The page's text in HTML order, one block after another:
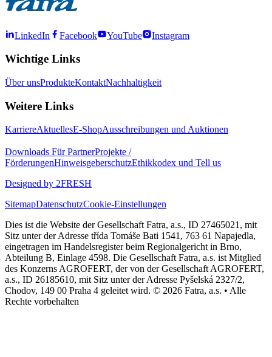
LinkedIn Facebook YouTube Instagram
Wichtige Links
Über unsProdukteKontaktNachhaltigkeit
Weitere Links
KarriereAktuellesE-ShopAusschreibungen und Auktionen
Downloads Für PartnerProjekte /
FörderungenHinweisgeberschutzEthikkodex und Tell us
Designed by 2FRESH
SitemapDatenschutzCookie-Einstellungen
Dies ist die Website der Gesellschaft Fatra, a.s., ID 27465021, mit
Sitz unter der Adresse třída Tomáše Bati 1541, 763 61 Napajedla,
eingetragen im Handelsregister beim Regionalgericht in Brno,
Abteilung B, Einlage 4598. Die Gesellschaft Fatra, a.s. ist Mitglied
des Konzerns AGROFERT, der von der Gesellschaft AGROFERT,
a.s., ID 26185610, mit Sitz unter der Adresse Pyšelská 2327/2,
Chodov, 149 00 Praha 4 geleitet wird. © 2026 Fatra, a.s. • Alle
Rechte vorbehalten